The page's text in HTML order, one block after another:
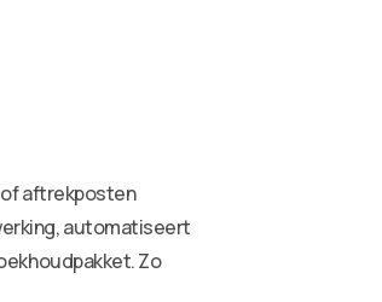
of aftrekposten
automatiseert
Zo